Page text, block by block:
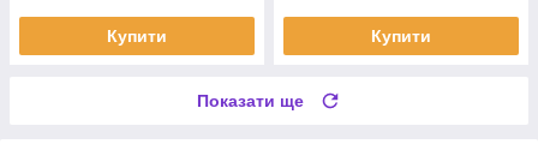
Купити Купити
Показати ще